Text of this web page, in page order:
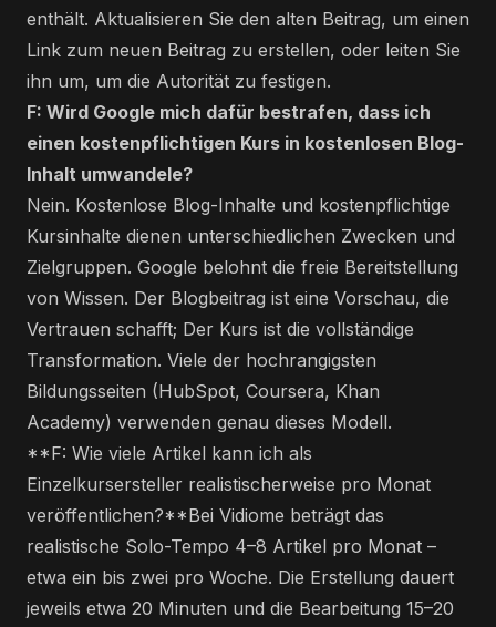
enthält. Aktualisieren Sie den alten Beitrag, um einen
Link zum neuen Beitrag zu erstellen, oder leiten Sie
ihn um, um die Autorität zu festigen.
F: Wird Google mich dafür bestrafen, dass ich
einen kostenpflichtigen Kurs in kostenlosen Blog-
Inhalt umwandele?
Nein. Kostenlose Blog-Inhalte und kostenpflichtige
Kursinhalte dienen unterschiedlichen Zwecken und
Zielgruppen. Google belohnt die freie Bereitstellung
von Wissen. Der Blogbeitrag ist eine Vorschau, die
Vertrauen schafft; Der Kurs ist die vollständige
Transformation. Viele der hochrangigsten
Bildungsseiten (HubSpot, Coursera, Khan
Academy) verwenden genau dieses Modell.
**F: Wie viele Artikel kann ich als
Einzelkursersteller realistischerweise pro Monat
veröffentlichen?**Bei Vidiome beträgt das
realistische Solo-Tempo 4–8 Artikel pro Monat –
etwa ein bis zwei pro Woche. Die Erstellung dauert
jeweils etwa 20 Minuten und die Bearbeitung 15–20